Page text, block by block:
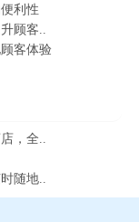
利性
顾客..
客体验
，全..
随地..